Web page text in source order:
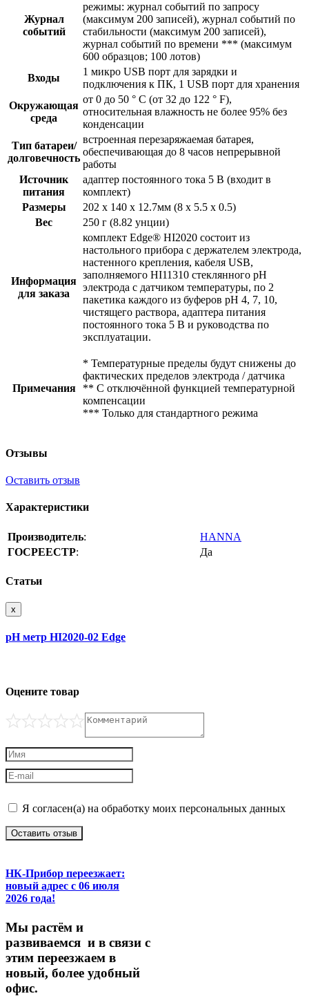
Журнал
событий
режимы: журнал событий по запросу
(максимум 200 записей), журнал событий по
стабильности (максимум 200 записей),
журнал событий по времени *** (максимум
600 образцов; 100 лотов)
Входы
1 микро USB порт для зарядки и
подключения к ПК, 1 USB порт для хранения
Окружающая
среда
от 0 до 50 ° C (от 32 до 122 ° F),
относительная влажность не более 95% без
конденсации
Тип батареи/
долговечность
встроенная перезаряжаемая батарея,
обеспечивающая до 8 часов непрерывной
работы
Источник
питания
адаптер постоянного тока 5 В (входит в
комплект)
Размеры
202 x 140 x 12.7мм (8 x 5.5 x 0.5)
Вес
250 г (8.82 унции)
Информация
для заказа
комплект Edge® HI2020 состоит из
настольного прибора с держателем электрода,
настенного крепления, кабеля USB,
заполняемого HI11310 стеклянного рН
электрода с датчиком температуры, по 2
пакетика каждого из буферов рН 4, 7, 10,
чистящего раствора, адаптера питания
постоянного тока 5 В и руководства по
эксплуатации.
Примечания
* Температурные пределы будут снижены до
фактических пределов электрода / датчика
** С отключённой функцией температурной
компенсации
*** Только для стандартного режима
Отзывы
Оставить отзыв
Характеристики
Производитель:
HANNA
ГОСРЕЕСТР: Да
Статьи
x
рН метр HI2020-02 Edge
Оцените товар
Я согласен(а) на обработку моих персональных данных
Оставить отзыв
НК-Прибор переезжает:
новый адрес с 06 июля
2026 года!
Мы растём и
развиваемся и в связи с
этим переезжаем в
новый, более удобный
офис.